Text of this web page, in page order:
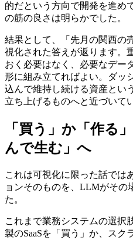
的だという方向で開発を進め
の筋の良さは明らかでした。
結果として、「先月の関西の
視化された答えが返ります。
おく必要はなく、必要なデー
形に組み立てればよい。ダッ
込んで維持し続ける資産とい
立ち上げるものへと近づいて
「買う」か「作る
んで生む」へ
これは可視化に限った話では
ョンそのものを、LLMがその
た。
これまで業務システムの選択
製のSaaSを「買う」か、ス